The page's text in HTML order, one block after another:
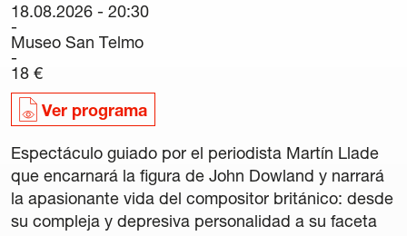
Sedes Habituales
La Quincena Verde
Hazte Amigo
Amigos
18.08.2026 - 20:30
Museo San Telmo
18 €
Ver programa
Espectáculo guiado por el periodista Martín Llade
que encarnará la figura de John Dowland y narrará
la apasionante vida del compositor británico: desde
su compleja y depresiva personalidad a su faceta